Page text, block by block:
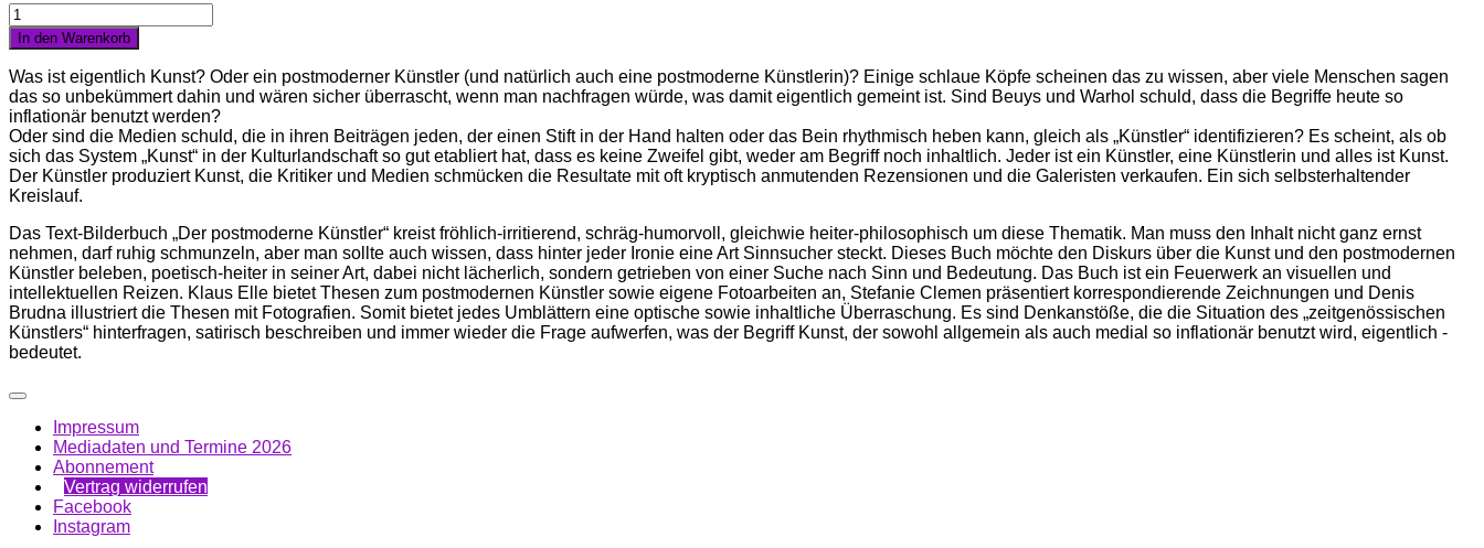
Der
postmoderne
Künstler
Menge
In den Warenkorb
Was ist eigentlich Kunst? Oder ein postmoderner Künstler (und natürlich auch eine postmoderne Künstlerin)? Einige schlaue Köpfe scheinen das zu wissen, aber viele Menschen ­sagen
das so ­unbekümmert dahin und wären sicher überrascht, wenn man nachfragen würde, was damit eigentlich gemeint ist. Sind Beuys und Warhol schuld, dass die Begriffe heute so
inflationär ­benutzt werden?
Oder sind die Medien schuld, die in ihren Beiträgen jeden, der einen Stift in der Hand halten oder das Bein rhythmisch heben kann, gleich als „Künstler“ identifizieren? Es scheint, als ob
sich das System „Kunst“ in der Kulturlandschaft so gut etabliert hat, dass es keine Zweifel gibt, weder am Begriff noch inhaltlich. Jeder ist ein Künstler, eine Künstlerin und alles ist Kunst.
Der Künstler produziert Kunst, die Kritiker und Medien schmücken die Resultate mit oft kryptisch anmutenden Rezensionen und die Galeristen verkaufen. Ein sich selbsterhaltender
Kreislauf.
Das Text-Bilderbuch „Der postmoderne Künstler“ kreist fröhlich-irritierend, schräg-humorvoll, gleichwie heiter-philosophisch um diese Thematik. Man muss den Inhalt nicht ganz ernst
nehmen, darf ruhig schmunzeln, aber man sollte auch ­wissen, dass hinter jeder Ironie eine Art Sinnsucher steckt. Dieses Buch möchte den Diskurs über die Kunst und den postmodernen
Künstler beleben, poetisch-heiter in seiner Art, dabei nicht lächerlich, sondern getrieben von einer Suche nach Sinn und Bedeutung. Das Buch ist ein Feuerwerk an ­visuellen und
intellektuellen Reizen. Klaus Elle bietet Thesen zum postmodernen Künstler sowie ­eigene Fotoarbeiten an, Stefanie ­Clemen präsentiert korrespondierende Zeichnungen und Denis
Brudna illustriert die Thesen mit ­Fotografien. Somit bietet jedes Umblättern eine optische sowie inhaltliche Überraschung. Es sind Denkanstöße, die die ­Situation des „zeitgenössischen
Künstlers“ hinterfragen, satirisch ­beschreiben und immer wieder die Frage aufwerfen, was der Begriff Kunst, der sowohl allgemein als auch medial so inflationär benutzt wird, eigentlich ­
bedeutet.
Impressum
Mediadaten und Termine 2026
Abonnement
Vertrag widerrufen
Facebook
Instagram